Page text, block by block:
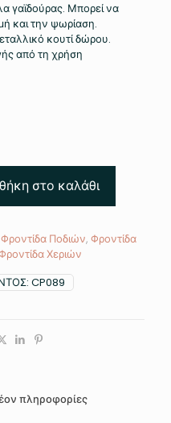
γαϊδούρας. Μπορεί να
και την ψωρίαση.
κουτί δώρου.
από τη χρήση
στο καλάθι
CP089
Φροντίδα Ποδιών, Φροντίδα
Χεριών
πληροφορίες